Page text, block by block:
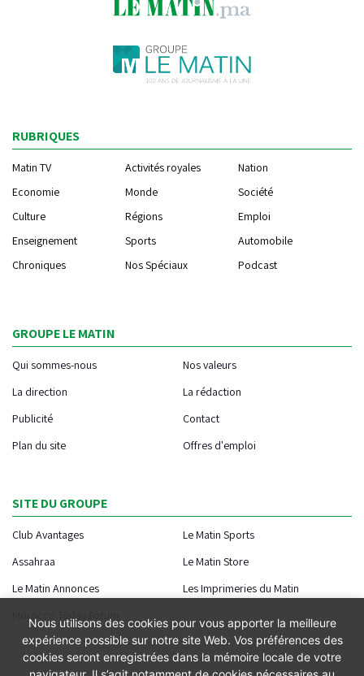
RUBRIQUES
Matin TV Activités royales
Nation
Economie
Monde
Société
Culture
Régions
Emploi
Enseignement
Sports
Automobile
Chroniques
Nos Spéciaux Podcast
GROUPE LE MATIN
Qui sommes-nous
Nos valeurs
La direction
La rédaction
Publicité
Contact
Plan du site
Offres d'emploi
SITE DU GROUPE
Club Avantages
Le Matin Sports
Assahraa
Le Matin Store
Le Matin Annonces
Les Imprimeries du Matin
Morocco Today Forum
Nous utilisons des cookies pour vous apporter la meilleure
expérience possible sur notre site Web. Vos préférences des
cookies seront enregistrées dans la mémoire locale de votre